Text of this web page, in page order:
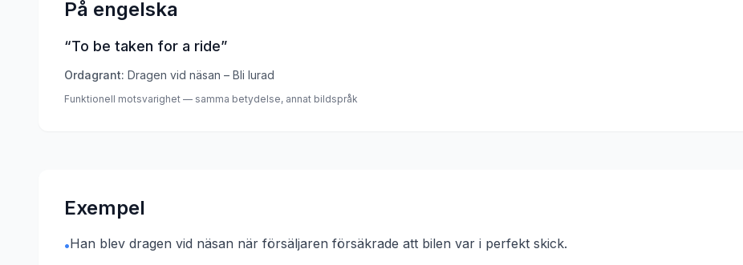
På engelska
“To be taken for a ride”
Ordagrant: Dragen vid näsan – Bli lurad
Funktionell motsvarighet — samma betydelse, annat bildspråk
Exempel
•Han blev dragen vid näsan när försäljaren försäkrade att bilen var i perfekt skick.